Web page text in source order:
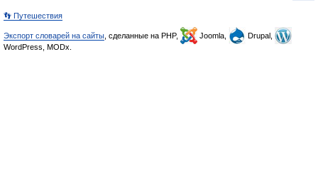
👣 Путешествия
Экспорт словарей на сайты , сделанные на PHP, Joomla,
Drupal,
WordPress, MODx.